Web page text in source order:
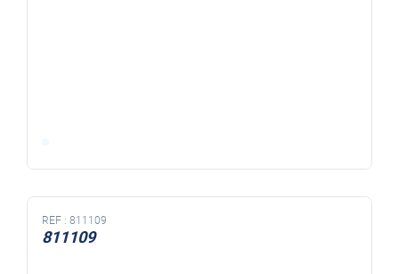
REF : 811109
811109